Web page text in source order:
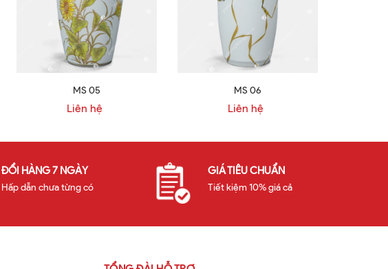
MS 05
Liên hệ
MS 06
Liên hệ
ĐỔI HÀNG 7 NGÀY
Hấp dẫn chưa từng có
GIÁ TIÊU CHUẨN
Tiết kiệm 10% giá cả